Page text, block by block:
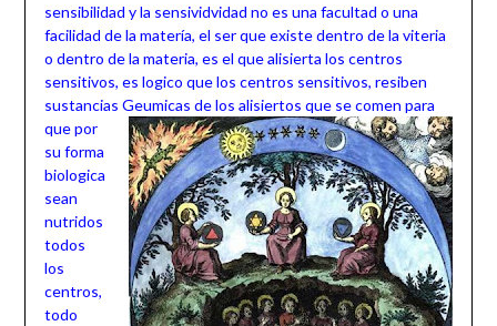
sensibilidad y la sensividvidad no es una facultad o una
facilidad de la matería, el ser que existe dentro de la viteria
o dentro de la materia, es el que alisierta los centros
sensitivos, es logico que los centros sensitivos, resiben
sustancias Geumicas de los alisiertos que se comen para
que por
su forma
biologica
sean
nutridos
todos
los
centros,
todo